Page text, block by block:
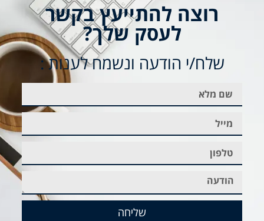
רוצה להתייעץ בקשר
לעסק שלך?
שלח/י הודעה ונשמח לענות :
שליחה